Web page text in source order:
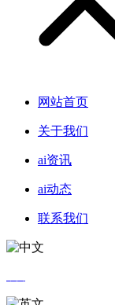
网站首页
关于我们
ai资讯
ai动态
联系我们